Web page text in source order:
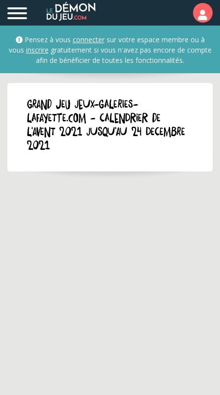
Pensez à vous connectersur votre espace membre ou à
vous inscrire gratuitement si vous n'avez pas encore de compte
afin de bénéficier de toutes les fonctionnalités.
GRAND JEU jeux-galeries-
lafayette.com - Calendrier de
l'Avent 2021 jusqu'au 24 decembre
2021